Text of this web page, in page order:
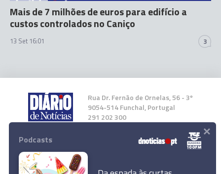
Mais de 7 milhões de euros para edifício a
custos controlados no Caniço
13 Set 16:01 3
Rua Dr. Fernão de Ornelas, 56 - 3º
9054-514 Funchal, Portugal
291 202 300
Instale a nossa App
Podcasts ×